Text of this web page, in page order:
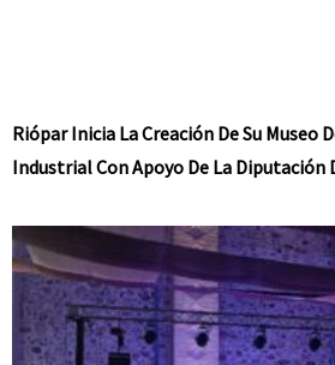
Riópar Inicia La Creación De Su Museo
Industrial Con Apoyo De La Diputación